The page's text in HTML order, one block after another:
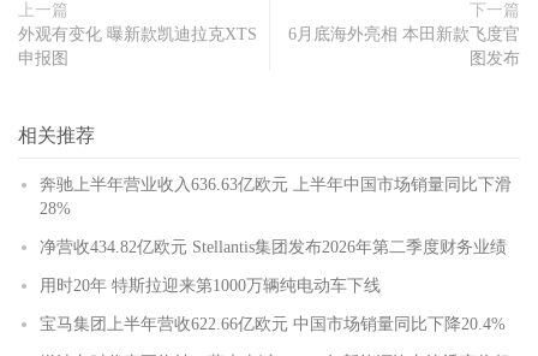
上一篇
外观有变化 曝新款凯迪拉克XTS
申报图
下一篇
6月底海外亮相 本田新款飞度官
图发布
相关推荐
奔驰上半年营业收入636.63亿欧元 上半年中国市场销量同比下滑
28%
净营收434.82亿欧元 Stellantis集团发布2026年第二季度财务业绩
用时20年 特斯拉迎来第1000万辆纯电动车下线
宝马集团上半年营收622.66亿欧元 中国市场销量同比下降20.4%